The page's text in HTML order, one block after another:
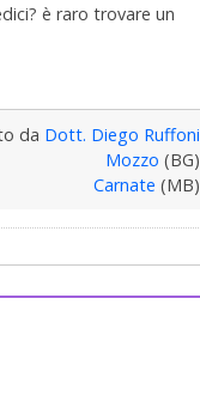
è raro trovare un
da Dott. Diego Ruffoni
Mozzo (BG)
Carnate (MB)